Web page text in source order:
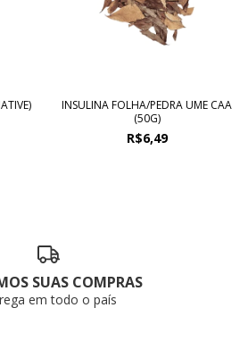
INSULINA FOLHA/PEDRA UME CAA
(50G)
R$6,49
SUAS COMPRAS
em todo o país